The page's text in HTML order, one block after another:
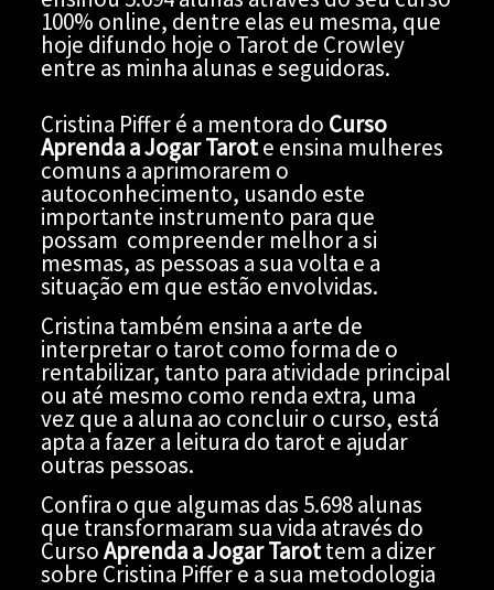
100% online, dentre elas eu mesma, que
hoje difundo hoje o Tarot de Crowley
entre as minha alunas e seguidoras.
Cristina Piffer é a mentora do Curso
Aprenda a Jogar Tarote ensina mulheres
comuns a aprimorarem o
autoconhecimento, usando este
importante instrumento para que
possam compreender melhor a si
mesmas, as pessoas a sua volta e a
situação em que estão envolvidas.
Cristina também ensina a arte de
interpretar o tarot como forma de o
rentabilizar, tanto para atividade principal
ou até mesmo como renda extra, uma
vez que a aluna ao concluir o curso, está
apta a fazer a leitura do tarot e ajudar
outras pessoas.
Confira o que algumas das 5.698 alunas
que transformaram sua vida através do
CursoAprenda a Jogar Tarottem a dizer
sobre Cristina Piffer e a sua metodologia